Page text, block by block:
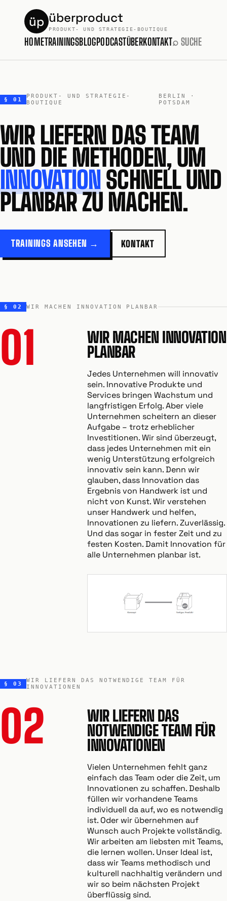
üp überproduct
PRODUKT- UND STRATEGIE-BOUTIQUE
HOMETRAININGSBLOGPODCASTÜBERKONTAKT⌕ SUCHE
§ 01
PRODUKT- UND STRATEGIE-
BOUTIQUE
BERLIN ·
POTSDAM
WIR LIEFERN DAS TEAM
UND DIE METHODEN, UM
INNOVATION SCHNELL UND
PLANBAR ZU MACHEN.
TRAININGS ANSEHEN → KONTAKT
§ 02 WIR MACHEN INNOVATION PLANBAR
01
WIR MACHEN INNOVATION
PLANBAR
Jedes Unternehmen will innovativ
sein. Innovative Produkte und
Services bringen Wachstum und
langfristigen Erfolg. Aber viele
Unternehmen scheitern an dieser
Aufgabe – trotz erheblicher
Investitionen. Wir sind überzeugt,
dass jedes Unternehmen mit ein
wenig Unterstützung erfolgreich
innovativ sein kann. Denn wir
glauben, dass Innovation das
Ergebnis von Handwerk ist und
nicht von Kunst. Wir verstehen
unser Handwerk und helfen,
Innovationen zu liefern. Zuverlässig.
Und das sogar in fester Zeit und zu
festen Kosten. Damit Innovation für
alle Unternehmen planbar ist.
§ 03
WIR LIEFERN DAS NOTWENDIGE TEAM FÜR
INNOVATIONEN
02
WIR LIEFERN DAS
NOTWENDIGE TEAM FÜR
INNOVATIONEN
Vielen Unternehmen fehlt ganz
einfach das Team oder die Zeit, um
Innovationen zu schaffen. Deshalb
füllen wir vorhandene Teams
individuell da auf, wo es notwendig
ist. Oder wir übernehmen auf
Wunsch auch Projekte vollständig.
Wir arbeiten am liebsten mit Teams,
die lernen wollen. Unser Ideal ist,
dass wir Teams methodisch und
kulturell nachhaltig verändern und
wir so beim nächsten Projekt
überflüssig sind.